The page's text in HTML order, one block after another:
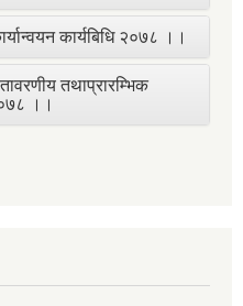
कार्यबिधि २०७८ ।।
तथाप्रारम्भिक
।।